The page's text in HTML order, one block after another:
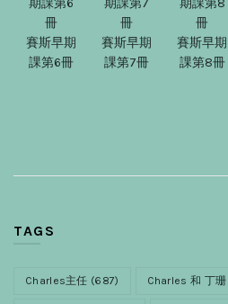
賽斯早期
課第6冊
賽斯早期
課第7冊
賽斯早期
課第8冊
TAGS
Charles主任 (687) Charles 和 丁珊